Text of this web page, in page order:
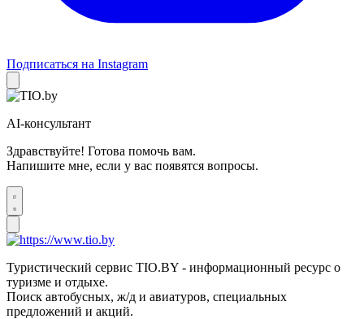
Подписаться на Instagram
AI-консультант
Здравствуйте! Готова помочь вам.
Напишите мне, если у вас появятся вопросы.
Туристический сервис TIO.BY - информационный ресурс о
туризме и отдыхе.
Поиск автобусных, ж/д и авиатуров, специальных
предложений и акций.